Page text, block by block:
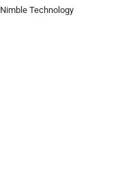
Nimble Technology